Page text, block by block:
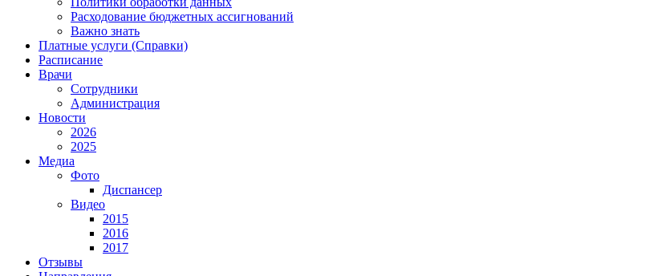
Расходование бюджетных ассигнований
Важно знать
Платные услуги (Справки)
Расписание
Врачи
Сотрудники
Администрация
Новости
2026
2025
Медиа
Фото
Диспансер
Видео
2015
2016
2017
Отзывы